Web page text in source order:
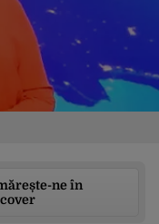
ne în